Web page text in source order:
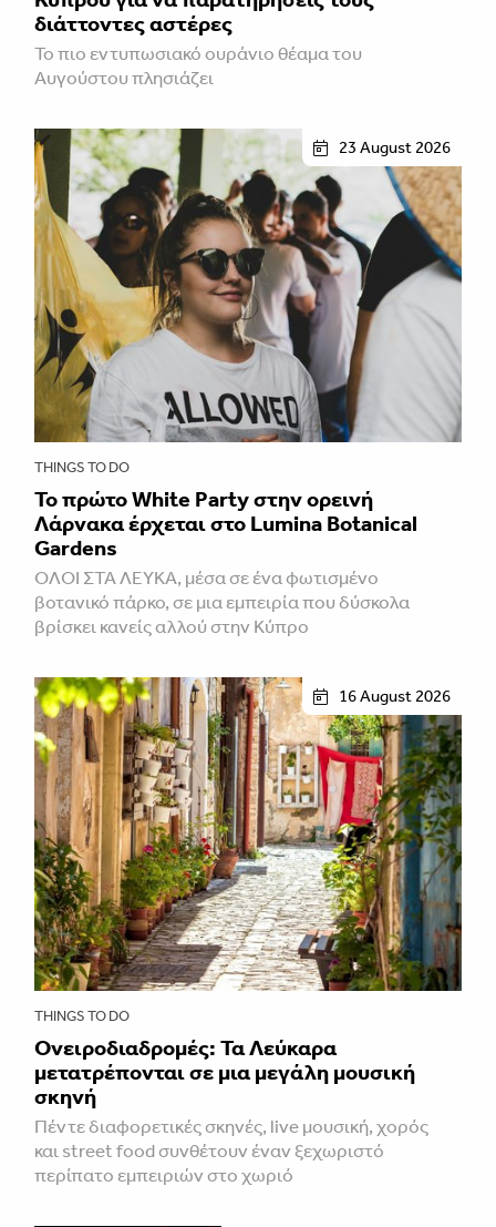
διάττοντες αστέρες
Το πιο εντυπωσιακό ουράνιο θέαμα του
Αυγούστου πλησιάζει
23 August 2026
THINGS TO DO
Το πρώτο White Party στην ορεινή
Λάρνακα έρχεται στο Lumina Botanical
Gardens
ΌΛΟΙ ΣΤΑ ΛΕΥΚΆ, μέσα σε ένα φωτισμένο
βοτανικό πάρκο, σε μια εμπειρία που δύσκολα
βρίσκει κανείς αλλού στην Κύπρο
16 August 2026
THINGS TO DO
Ονειροδιαδρομές: Τα Λεύκαρα
μετατρέπονται σε μια μεγάλη μουσική
σκηνή
Πέντε διαφορετικές σκηνές, live μουσική, χορός
και street food συνθέτουν έναν ξεχωριστό
περίπατο εμπειριών στο χωριό